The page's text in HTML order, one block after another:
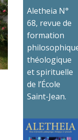
Aletheia N°
68, revue de
formation
théologique
et spirituelle
de l’École
Saint-Jean.